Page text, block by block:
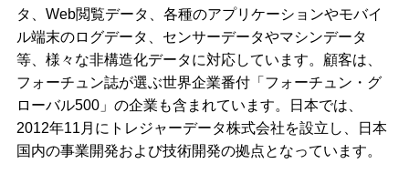
タ、Web閲覧データ、各種のアプリケーションやモバイ
ル端末のログデータ、センサーデータやマシンデータ
等、様々な非構造化データに対応しています。顧客は、
フォーチュン誌が選ぶ世界企業番付「フォーチュン・グ
ローバル500」の企業も含まれています。日本では、
2012年11月にトレジャーデータ株式会社を設立し、日本
国内の事業開発および技術開発の拠点となっています。